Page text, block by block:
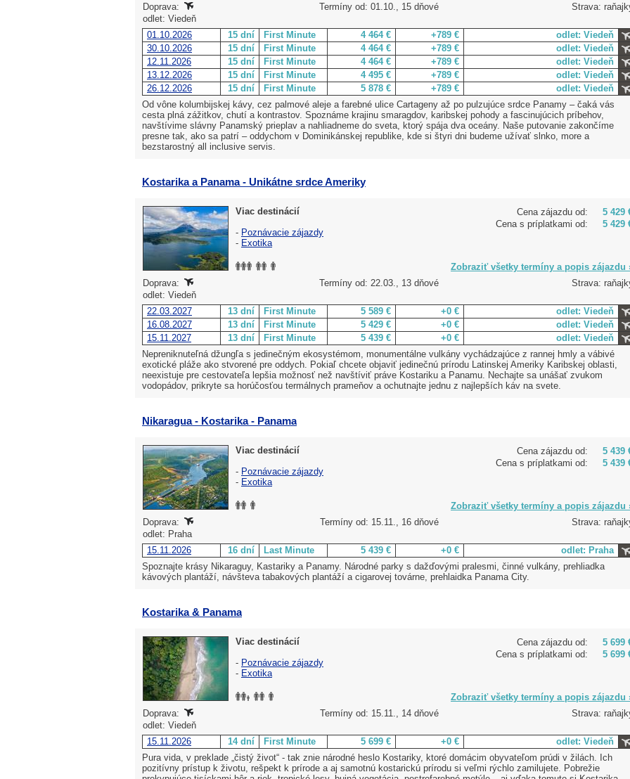
Doprava:
Termíny od: 01.10., 15 dňové
Strava:
odlet: Viedeň
01.10.2026
15 dní First Minute 4 464 € +789 €
odlet: Viedeň
30.10.2026
15 dní First Minute 4 464 € +789 €
odlet: Viedeň
12.11.2026
15 dní First Minute 4 464 € +789 €
odlet: Viedeň
13.12.2026
15 dní First Minute 4 495 € +789 €
odlet: Viedeň
26.12.2026
15 dní First Minute 5 878 € +789 €
odlet: Viedeň
Od vône kolumbijskej kávy, cez palmové aleje a farebné ulice Cartageny až po pulzujúce srdce Panamy – čaká vás
cesta plná zážitkov, chutí a kontrastov. Spoznáme krajinu smaragdov, karibskej pohody a fascinujúcich príbehov,
navštívime slávny Panamský prieplav a nahliadneme do sveta, ktorý spája dva oceány. Naše putovanie zakončíme
presne tak, ako sa patrí – oddychom v Dominikánskej republike, kde si štyri dni budeme užívať slnko, more a
bezstarostný all inclusive servis.
Kostarika a Panama - Unikátne srdce Ameriky
Cena zájazdu od:
5 429
Cena s príplatkami od:
5 429
Viac destinácií
- Poznávacie zájazdy
- Exotika
Zobraziť všetky termíny a popis zájazdu
Doprava:
Termíny od: 22.03., 13 dňové
Strava:
odlet: Viedeň
22.03.2027
13 dní First Minute 5 589 € +0 €
odlet: Viedeň
16.08.2027
13 dní First Minute 5 429 € +0 €
odlet: Viedeň
15.11.2027
13 dní First Minute 5 439 € +0 €
odlet: Viedeň
Nepreniknuteľná džungľa s jedinečným ekosystémom, monumentálne vulkány vychádzajúce z rannej hmly a vábivé
exotické pláže ako stvorené pre oddych. Pokiaľ chcete objaviť jedinečnú prírodu Latinskej Ameriky Karibskej oblasti,
neexistuje pre cestovateľa lepšia možnosť než navštíviť práve Kostariku a Panamu. Nechajte sa unášať zvukom
vodopádov, prikryte sa horúčosťou termálnych prameňov a ochutnajte jednu z najlepších káv na svete.
Nikaragua - Kostarika - Panama
Cena zájazdu od:
5 439
Cena s príplatkami od:
5 439
Viac destinácií
- Poznávacie zájazdy
- Exotika
Zobraziť všetky termíny a popis zájazdu
Doprava:
Termíny od: 15.11., 16 dňové
Strava:
odlet: Praha
15.11.2026
16 dní Last Minute 5 439 € +0 €
odlet: Praha
Spoznajte krásy Nikaraguy, Kastariky a Panamy. Národné parky s dažďovými pralesmi, činné vulkány, prehliadka
kávových plantáží, návšteva tabakových plantáží a cigarovej továrne, prehlaidka Panama City.
Kostarika & Panama
Cena zájazdu od:
5 699
Cena s príplatkami od:
5 699
Viac destinácií
- Poznávacie zájazdy
- Exotika
Zobraziť všetky termíny a popis zájazdu
Doprava:
Termíny od: 15.11., 14 dňové
Strava:
odlet: Viedeň
15.11.2026
14 dní First Minute 5 699 € +0 €
odlet: Viedeň
Pura vida, v preklade „čistý život“ - tak znie národné heslo Kostariky, ktoré domácim obyvateľom prúdi v žilách. Ich
pozitívny prístup k životu, rešpekt k prírode a aj samotnú kostarickú prírodu si veľmi rýchlo zamilujete. Pobrežie